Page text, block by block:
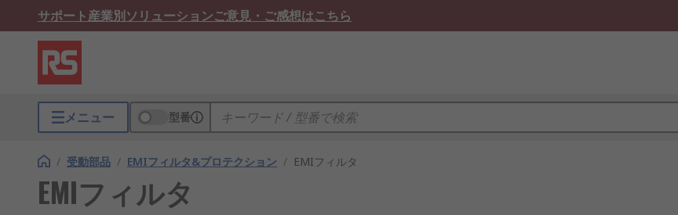
サポート産業別ソリューションご意見・ご感想はこちら
メニュー 型番
/ 受動部品 / EMIフィルタ&プロテクション / EMIフィルタ
EMIフィルタ